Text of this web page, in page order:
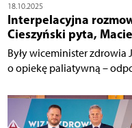
18.10.2025
Interpelacyjna
Cieszyński pyta,
Były wiceminister zdrowia
o opiekę paliatywną –